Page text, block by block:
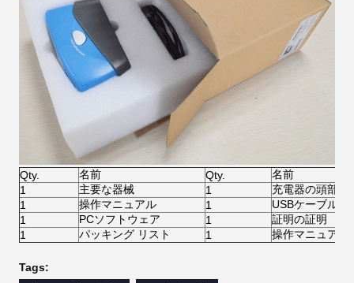
Qty. 名前 Qty.
名前
1
主要な器械 1
充電器の頭部
1
操作マニュアル 1
USBケーブル
1
PCソフトウェア 1
証明の証明
1
パッキング リスト 1 操作マニュアル
Tags: